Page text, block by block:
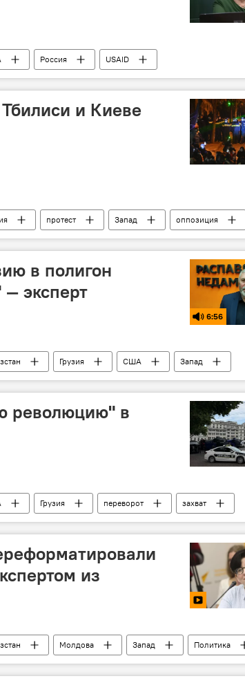
Россия
USAID
Тбилиси и Киеве
протест Запад
оппозиция
в полигон
эксперт
6:56
Грузия США
Запад
разведка переворот
революцию" в
Грузия переворот
захват
из
Молдова Запад
Политика